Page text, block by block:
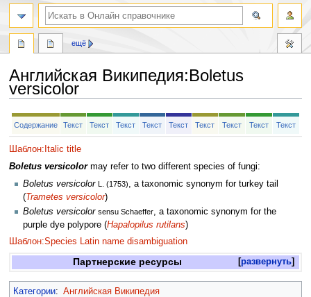
Английская Википедия:Boletus
versicolor
Перейти
Перейти
Содержание Текст Текст Текст Текст Текст Текст Текст Текст Текст
Шаблон:Italic title
Boletus versicolormay refer to two different species of fungi:
Boletus versicolor L. (1753), a taxonomic synonym for turkey tail
(Trametes versicolor)
Boletus versicolor sensu Schaeffer , a taxonomic synonym for the
purple dye polypore (Hapalopilus rutilans)
Шаблон:Species Latin name disambiguation
развернуть
Партнерские ресурсы
Категории: Английская Википедия
ещё